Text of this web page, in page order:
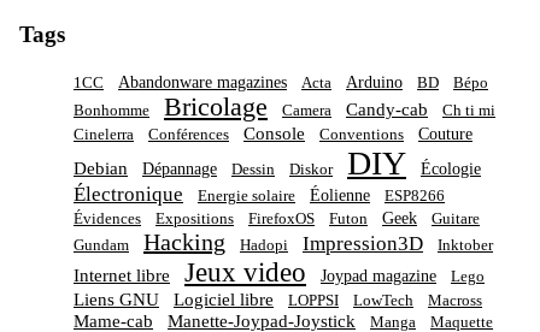
Tags
1CC Abandonware magazines Acta Arduino BD
Bépo
Bonhomme
Bricolage Camera Candy-cab
Ch ti mi
Cinelerra
Conférences Console Conventions Couture
Debian Dépannage Dessin Diskor DIY Écologie
Électronique Energie solaire Éolienne
ESP8266
Évidences
Expositions FirefoxOS Futon Geek
Guitare
Gundam
Hacking Hadopi Impression3D Inktober
Internet libre Jeux video Joypad magazine Lego
Liens GNU Logiciel libre LOPPSI LowTech Macross
Mame-cab Manette-Joypad-Joystick Manga Maquette